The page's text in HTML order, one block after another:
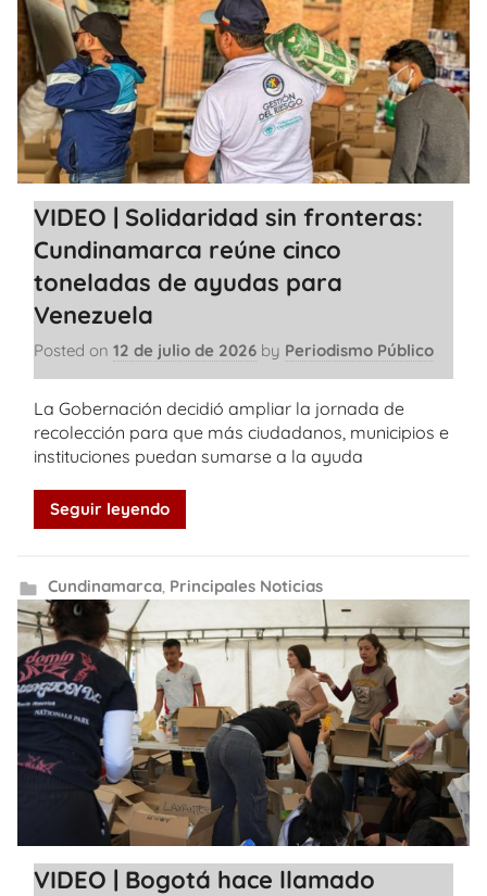
VIDEO | Solidaridad sin fronteras:
Cundinamarca reúne cinco
toneladas de ayudas para
Venezuela
Posted on 12 de julio de 2026 by Periodismo Público
La Gobernación decidió ampliar la jornada de
recolección para que más ciudadanos, municipios e
instituciones puedan sumarse a la ayuda
Seguir leyendo
Cundinamarca, Principales Noticias
VIDEO | Bogotá hace llamado